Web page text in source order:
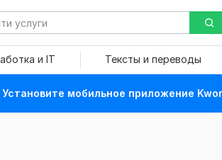
и IT Тексты и переводы
Установите мобильное приложение